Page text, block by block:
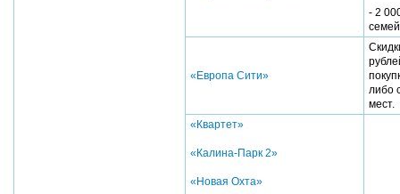
- 2
«Европа Сити»
либо
мест.
«Квартет»
«Калина-Парк 2»
«Новая Охта»